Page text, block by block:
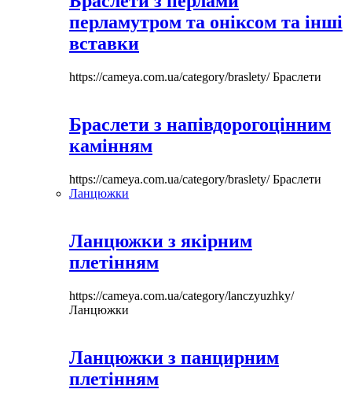
перламутром та оніксом та інші
вставки
https://cameya.com.ua/category/braslety/Браслети
Браслети з напівдорогоцінним
камінням
https://cameya.com.ua/category/braslety/Браслети
Ланцюжки
Ланцюжки з якірним
плетінням
https://cameya.com.ua/category/lanczyuzhky/
Ланцюжки
Ланцюжки з панцирним
плетінням